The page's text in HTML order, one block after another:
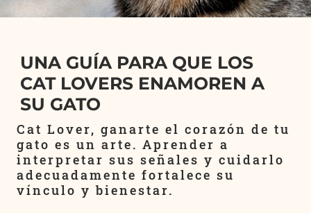
UNA GUÍA PARA QUE LOS
CAT LOVERS ENAMOREN A
SU GATO
Cat Lover, ganarte el corazón de tu
gato es un arte. Aprender a
interpretar sus señales y cuidarlo
adecuadamente fortalece su
vínculo y bienestar.